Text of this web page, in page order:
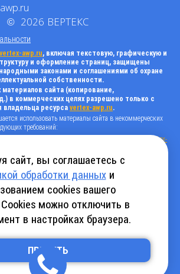
© 2026 ВЕРТЕКС
vertex-awp.ru, включая текстовую, графическую и
и оформление страниц, защищены
законами и соглашениями об охране
собственности.
сайта (копирование,
в коммерческих целях разрешено только с
владельца ресурса vertex-awp.ru.
использовать материалы сайта в некоммерческих
требований:
гиперссылку на оригинал в виде: «источник
vertex-
применять «noindex», «nofollow» и любые другие
редирект в ссылках;
в тексте материала, должны оставаться в неизменном
и активными;
использования материалов сайтаvertex-awp.ru
должна быть размещена на главной странице вашего
месте).
копировать/скачивать только следующую
каталоги, промокоды на скидки, адреса офисов,
информацию.
является нарушением авторских прав и
административной и уголовной ответственности в
законодательством.
сайт, вы соглашаетесь с
обработки данныхи
cookies вашего
Cookies можно отключить в
в настройках браузера.
ПРИНЯТЬ